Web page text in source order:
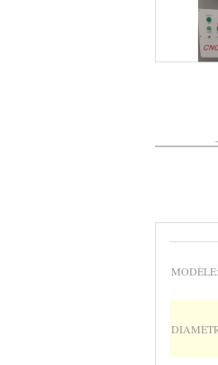
MODÈLE: